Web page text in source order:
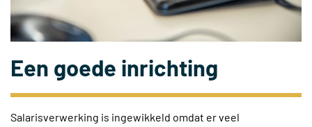
Een goede inrichting
Salarisverwerking is ingewikkeld omdat er veel